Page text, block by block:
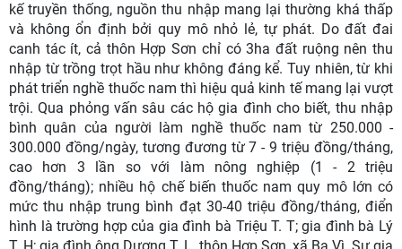
kế truyền thống, nguồn thu nhập mang lại thường khá thấp
và không ổn định bởi quy mô nhỏ lẻ, tự phát. Do đất đai
canh tác ít, cả thôn Hợp Sơn chỉ có 3ha đất ruộng nên thu
nhập từ trồng trọt hầu như không đáng kể. Tuy nhiên, từ khi
phát triển nghề thuốc nam thì hiệu quả kinh tế mang lại vượt
trội. Qua phỏng vấn sâu các hộ gia đình cho biết, thu nhập
bình quân của người làm nghề thuốc nam từ 250.000 -
300.000 đồng/ngày, tương đương từ 7 - 9 triệu đồng/tháng,
cao hơn 3 lần so với làm nông nghiệp (1 - 2 triệu
đồng/tháng); nhiều hộ chế biến thuốc nam quy mô lớn có
mức thu nhập trung bình đạt 30-40 triệu đồng/tháng, điển
hình là trường hợp của gia đình bà Triệu T. T; gia đình bà Lý